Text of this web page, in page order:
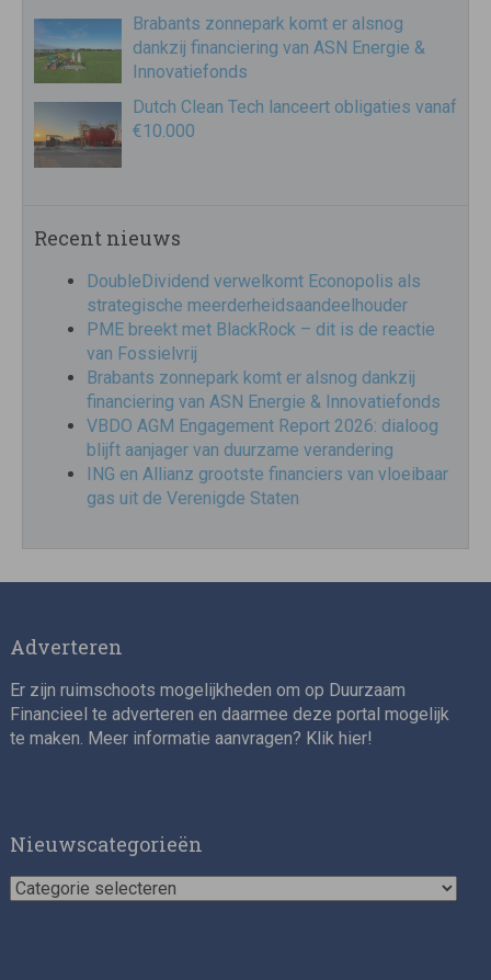
Brabants zonnepark komt er alsnog
dankzij financiering van ASN Energie &
Innovatiefonds
Dutch Clean Tech lanceert obligaties vanaf
€10.000
Recent nieuws
DoubleDividend verwelkomt Econopolis als
strategische meerderheidsaandeelhouder
PME breekt met BlackRock – dit is de reactie
van Fossielvrij
Brabants zonnepark komt er alsnog dankzij
financiering van ASN Energie & Innovatiefonds
VBDO AGM Engagement Report 2026: dialoog
blijft aanjager van duurzame verandering
ING en Allianz grootste financiers van vloeibaar
gas uit de Verenigde Staten
Adverteren
Er zijn ruimschoots mogelijkheden om op Duurzaam
Financieel te adverteren en daarmee deze portal mogelijk
te maken. Meer informatie aanvragen? Klik hier!
Nieuwscategorieën
Nieuwscategorieën